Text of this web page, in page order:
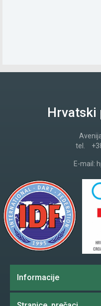
Hrvatski
tel.
E-mail:
Informacije